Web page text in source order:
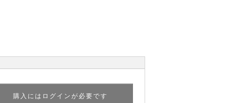
購入にはログインが必要です